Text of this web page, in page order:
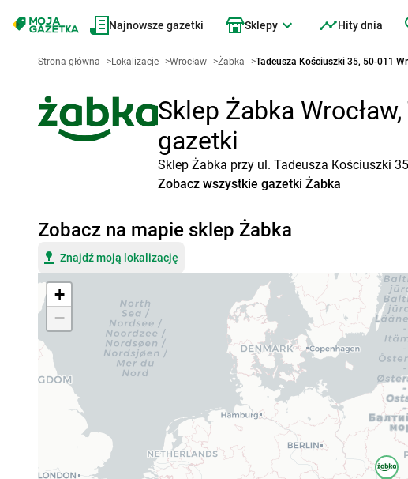
Najnowsze gazetki Sklepy Hity dnia
Strona główna >Lokalizacje >Wrocław >Żabka >Tadeusza Kościuszki 35, 50-011
Sklep Żabka
gazetki
Sklep Żabka przy ul. Tadeusza Kościuszki
Zobacz wszystkie gazetki Żabka
Zobacz na mapie sklep Żabka
Znajdź moją lokalizację
+
−